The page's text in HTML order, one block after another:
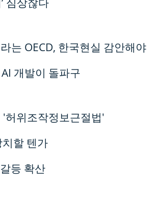
는 OECD, 한국현실 감안해야
개발이 돌파구
허위조작정보근절법'
할 텐가
등 확산